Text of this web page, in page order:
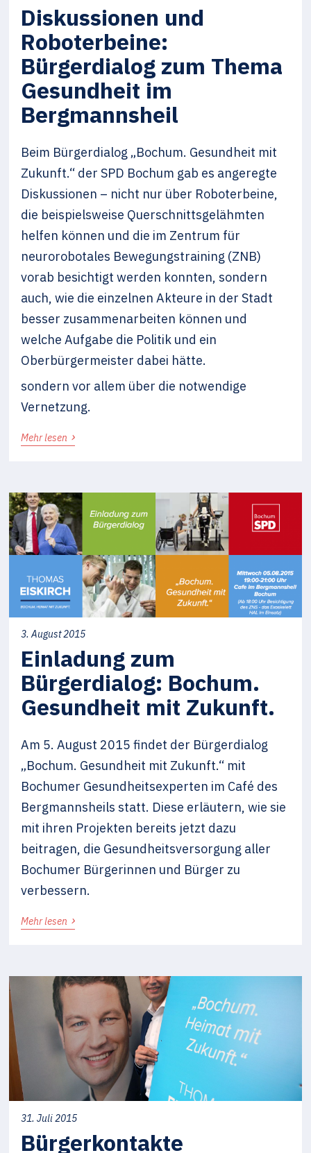
Diskussionen und
Roboterbeine:
Bürgerdialog zum Thema
Gesundheit im
Bergmannsheil
Beim Bürgerdialog „Bochum. Gesundheit mit
Zukunft.“ der SPD Bochum gab es angeregte
Diskussionen – nicht nur über Roboterbeine,
die beispielsweise Querschnittsgelähmten
helfen können und die im Zentrum für
neurorobotales Bewegungstraining (ZNB)
vorab besichtigt werden konnten, sondern
auch, wie die einzelnen Akteure in der Stadt
besser zusammenarbeiten können und
welche Aufgabe die Politik und ein
Oberbürgermeister dabei hätte.
sondern vor allem über die notwendige
Vernetzung.
Mehr lesen ›
3. August 2015
Einladung zum
Bürgerdialog: Bochum.
Gesundheit mit Zukunft.
Am 5. August 2015 findet der Bürgerdialog
„Bochum. Gesundheit mit Zukunft.“ mit
Bochumer Gesundheitsexperten im Café des
Bergmannsheils statt. Diese erläutern, wie sie
mit ihren Projekten bereits jetzt dazu
beitragen, die Gesundheitsversorgung aller
Bochumer Bürgerinnen und Bürger zu
verbessern.
Mehr lesen ›
31. Juli 2015
Bürgerkontakte